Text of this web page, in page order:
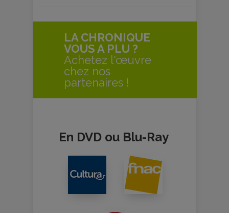
LA CHRONIQUE
VOUS A PLU ?
Achetez l'œuvre
chez nos
partenaires !
En DVD ou Blu-Ray